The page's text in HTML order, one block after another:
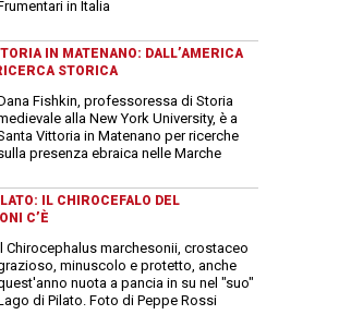
in Italia
IN MATENANO: DALL’AMERICA
STORICA
Fishkin, professoressa di Storia
alla New York University, è a
Vittoria in Matenano per ricerche
presenza ebraica nelle Marche
IL CHIROCEFALO DEL
C’È
Chirocephalus marchesonii, crostaceo
minuscolo e protetto, anche
nuota a pancia in su nel "suo"
di Pilato. Foto di Peppe Rossi